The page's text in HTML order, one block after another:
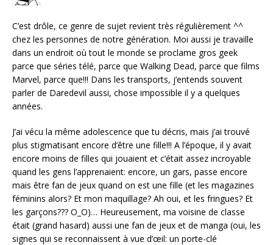
C’est drôle, ce genre de sujet revient très régulièrement ^^
chez les personnes de notre génération. Moi aussi je travaille
dans un endroit où tout le monde se proclame gros geek
parce que séries télé, parce que Walking Dead, parce que films
Marvel, parce que!!! Dans les transports, j’entends souvent
parler de Daredevil aussi, chose impossible il y a quelques
années.
J’ai vécu la même adolescence que tu décris, mais j’ai trouvé
plus stigmatisant encore d’être une fille!!! A l’époque, il y avait
encore moins de filles qui jouaient et c’était assez incroyable
quand les gens l’apprenaient: encore, un gars, passe encore
mais être fan de jeux quand on est une fille (et les magazines
féminins alors? Et mon maquillage? Ah oui, et les fringues? Et
les garçons??? O_O)… Heureusement, ma voisine de classe
était (grand hasard) aussi une fan de jeux et de manga (oui, les
signes qui se reconnaissent à vue d’œil: un porte-clé